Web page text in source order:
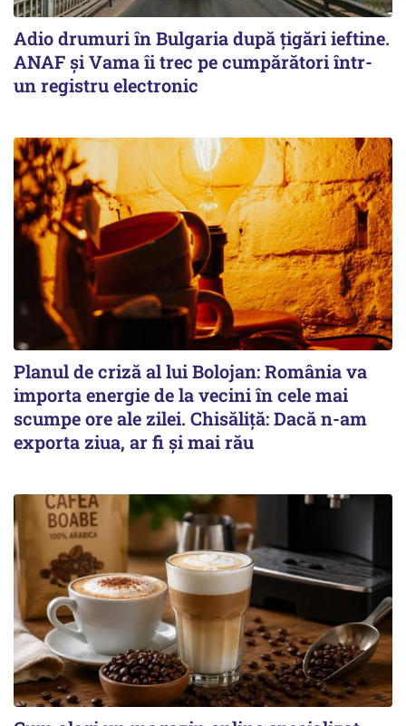
Adio drumuri în Bulgaria după țigări ieftine.
ANAF și Vama îi trec pe cumpărători într-
un registru electronic
Planul de criză al lui Bolojan: România va
importa energie de la vecini în cele mai
scumpe ore ale zilei. Chisăliță: Dacă n-am
exporta ziua, ar fi și mai rău